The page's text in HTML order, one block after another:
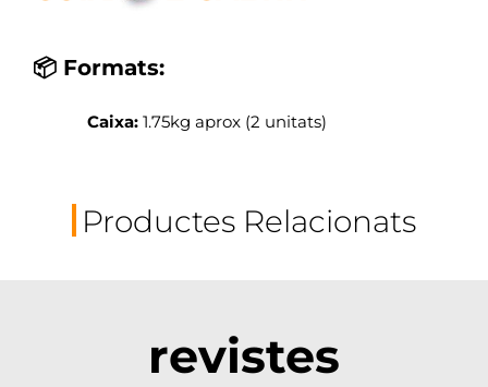
📦 Formats:
Caixa: 1.75kg aprox (2 unitats)
Productes Relacionats
revistes